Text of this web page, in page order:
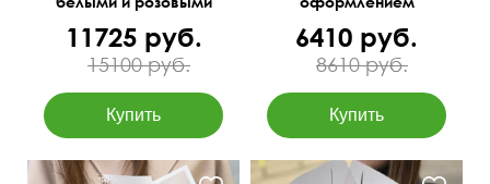
11725 руб.
15100 руб.
6410 руб.
8610 руб.